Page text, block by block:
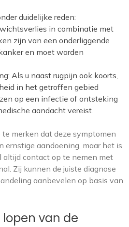
duidelijke reden:
in combinatie met
zijn van een onderliggende
en moet worden
Als u naast rugpijn ook koorts,
in het getroffen gebied
op een infectie of ontsteking
aandacht vereist.
merken dat deze symptomen
ernstige aandoening, maar het is
altijd contact op te nemen met
Zij kunnen de juiste diagnose
aanbevelen op basis van
van de